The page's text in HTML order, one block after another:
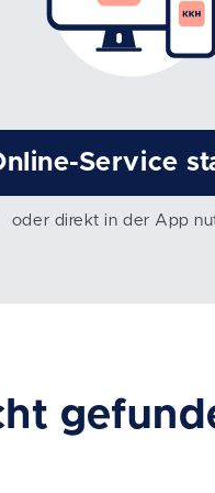
Service
oder direkt in der App